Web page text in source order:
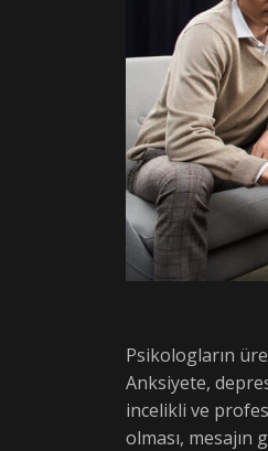
Psikologların
Anksiyete,
incelikli ve
olması,